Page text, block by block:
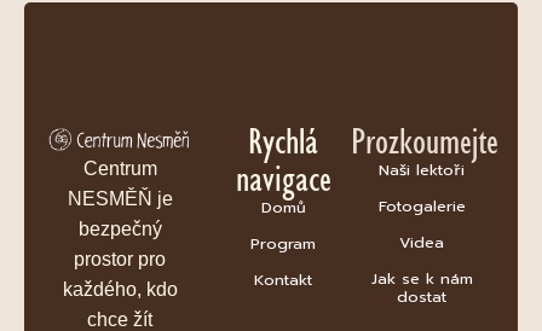
Centrum
NESMĚŇ je
bezpečný
prostor pro
každého, kdo
chce žít
Rychlá
navigace
Domů
Program
Kontakt
Prozkoumejte
Naši lektoři
Fotogalerie
Videa
Jak se k nám
dostat